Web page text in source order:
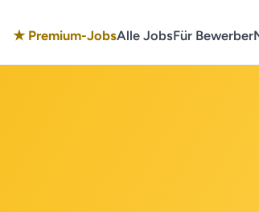
★ Premium-JobsAlle JobsFür Bewerber